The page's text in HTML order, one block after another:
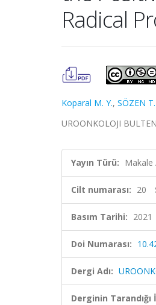
Radical
Koparal M. Y., SÖZEN
UROONKOLOJI
Yayın Türü: Makale
Cilt numarası: 20
Basım Tarihi: 2021
Doi Numarası:
Dergi Adı:
Derginin